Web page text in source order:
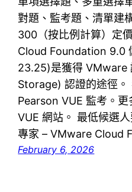
對題、監考題、清單建
300（按比例計算）定
Cloud Foundation 9.0
23.25)是獲得 VMware
Storage) 認證的途徑。
Pearson VUE 監考。
VUE 網站。 最低候選
專家 – VMware Cloud
February 6, 2026